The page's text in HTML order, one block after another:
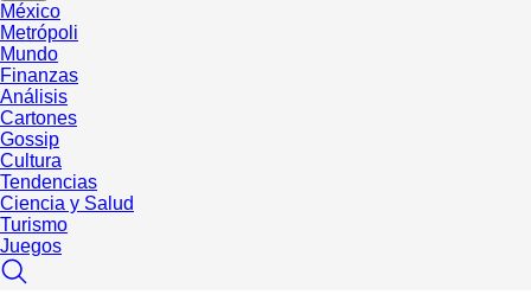
México
Metrópoli
Mundo
Finanzas
Análisis
Cartones
Gossip
Cultura
Tendencias
Ciencia y Salud
Turismo
Juegos